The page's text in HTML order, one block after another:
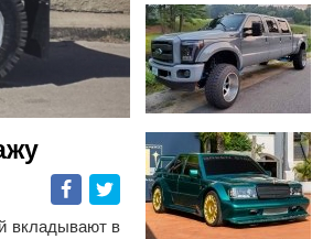
Facebook
Twitter
вкладывают в